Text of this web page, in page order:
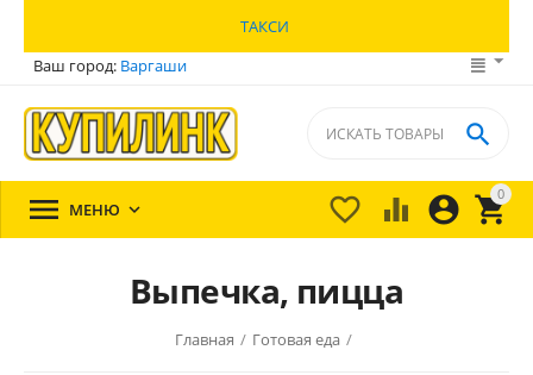
ТАКСИ
Ваш город: Варгаши
0


 

 МЕНЮ 
Выпечка, пицца
Главная / Готовая еда /